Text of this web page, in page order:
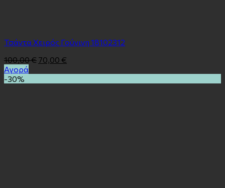
Τσάντα Χειρός Γούνινη 18102312
100,00€ 70,00 €
Αγορά
-30%